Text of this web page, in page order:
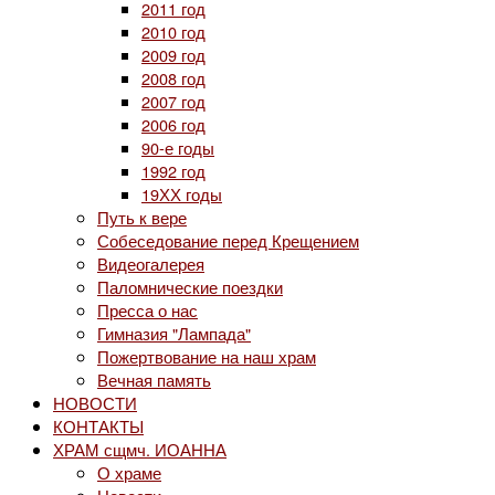
2011 год
2010 год
2009 год
2008 год
2007 год
2006 год
90-е годы
1992 год
19ХХ годы
Путь к вере
Собеседование перед Крещением
Видеогалерея
Паломнические поездки
Пресса о нас
Гимназия "Лампада"
Пожертвование на наш храм
Вечная память
НОВОСТИ
КОНТАКТЫ
ХРАМ сщмч. ИОАННА
О храме